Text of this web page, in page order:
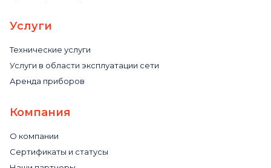
Услуги
Технические услуги
Услуги в области эксплуатации сети
Аренда приборов
Компания
О компании
Сертификаты и статусы